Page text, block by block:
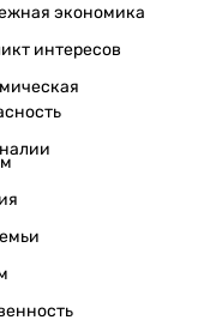
экономика
интересов